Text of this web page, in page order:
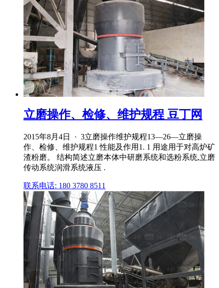
立磨操作、检修、维护规程 豆丁网
2015年8月4日 · 3立磨操作维护规程13—26—立磨操
作、检修、维护规程1 性能及作用1. 1 用途用于对高炉矿
渣粉磨。 结构简述立磨本体中研磨系统和选粉系统,立磨
传动系统润滑系统液压 .
联系电话: 180 3780 8511